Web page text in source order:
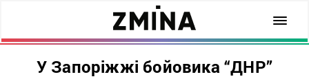
У Запоріжжі бойовика “ДНР”